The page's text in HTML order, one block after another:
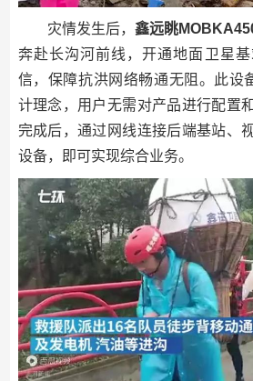
灾情发生后， 鑫远眺
奔赴长沟河前线，开通地面卫星
信，保障抗洪网络畅通无阻。此设
计理念，用户无需对产品进行配置
完成后，通过网线连接后端基站、
设备，即可实现综合业务。